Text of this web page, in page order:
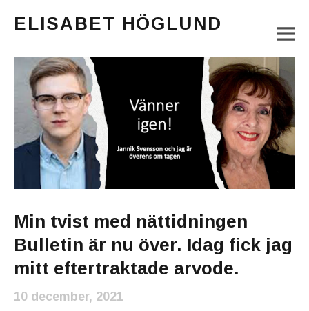
ELISABET HÖGLUND
Main Menu
Min tvist med nättidningen
Bulletin är nu över. Idag fick jag
mitt eftertraktade arvode.
10 december, 2021